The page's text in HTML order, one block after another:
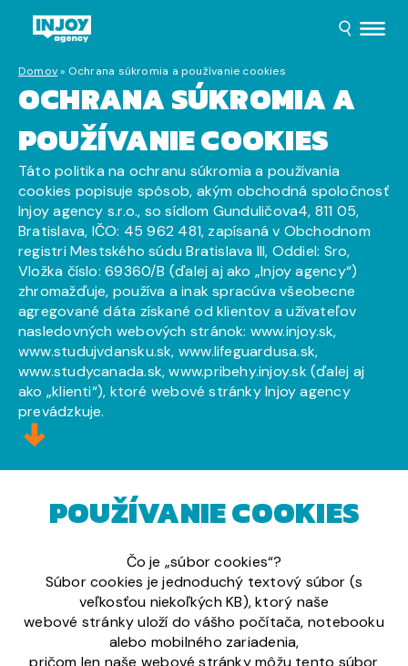
Domov» Ochrana súkromia a používanie cookies
OCHRANA SÚKROMIA A
POUŽÍVANIE COOKIES
Táto politika na ochranu súkromia a používania
cookies popisuje spôsob, akým obchodná spoločnosť
Injoy agency s.r.o., so sídlom Gunduličova4, 811 05,
Bratislava, IČO: 45 962 481, zapísaná v Obchodnom
registri Mestského súdu Bratislava III, Oddiel: Sro,
Vložka číslo: 69360/B (ďalej aj ako „Injoy agency“)
zhromažďuje, používa a inak spracúva všeobecne
agregované dáta získané od klientov a užívateľov
nasledovných webových stránok: www.injoy.sk,
www.studujvdansku.sk, www.lifeguardusa.sk,
www.studycanada.sk, www.pribehy.injoy.sk (ďalej aj
ako „klienti“), ktoré webové stránky Injoy agency
prevádzkuje.
POUŽÍVANIE COOKIES
Čo je „súbor cookies“?
Súbor cookies je jednoduchý textový súbor (s
veľkosťou niekoľkých KB), ktorý naše
webové stránky uloží do vášho počítača, notebooku
alebo mobilného zariadenia,
pričom len naše webové stránky môžu tento súbor